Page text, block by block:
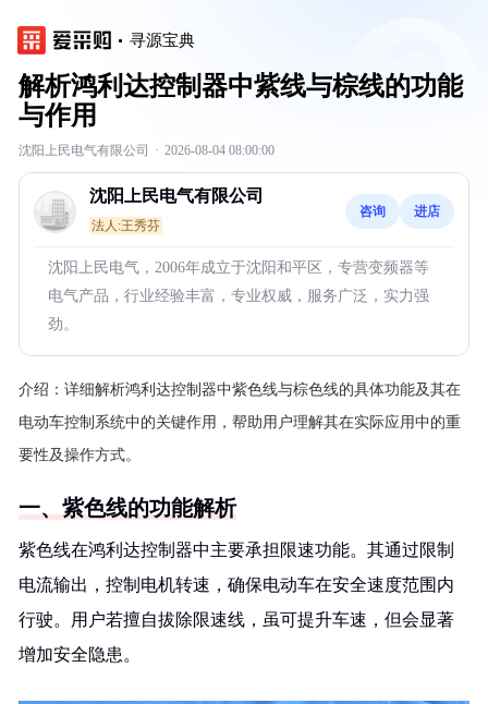
寻源宝典
解析鸿利达控制器中紫线与棕线的功能
与作用
沈阳上民电气有限公司 · 2026-08-04 08:00:00
沈阳上民电气有限公司
法人:王秀芬
咨询 进店
沈阳上民电气，2006年成立于沈阳和平区，专营变频器等
电气产品，行业经验丰富，专业权威，服务广泛，实力强
劲。
介绍： 详细解析鸿利达控制器中紫色线与棕色线的具体功能及其在
电动车控制系统中的关键作用，帮助用户理解其在实际应用中的重
要性及操作方式。
一、紫色线的功能解析
紫色线在鸿利达控制器中主要承担限速功能。其通过限制
电流输出，控制电机转速，确保电动车在安全速度范围内
行驶。用户若擅自拔除限速线，虽可提升车速，但会显著
增加安全隐患。